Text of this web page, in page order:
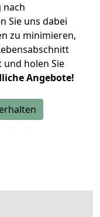
nach
Sie uns dabei
zu minimieren,
und holen Sie
Angebote!